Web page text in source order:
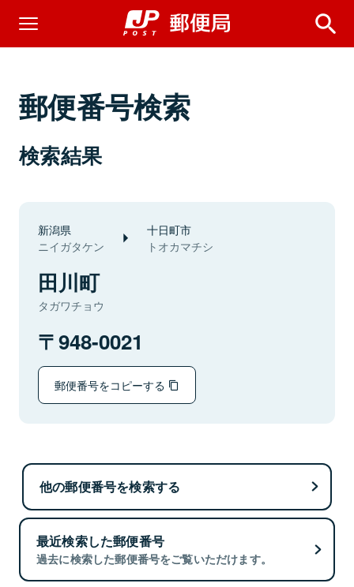
郵便番号検索
検索結果
新潟県
ニイガタケン
十日町市
トオカマチシ
田川町
タガワチョウ
948-0021
郵便番号をコピーする
他の郵便番号を検索する
最近検索した郵便番号
過去に検索した郵便番号をご覧いただけます。